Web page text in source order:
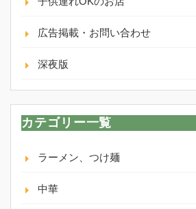
広告掲載・お問い合わせ
深夜版
カテゴリー一覧
ラーメン、つけ麺
中華